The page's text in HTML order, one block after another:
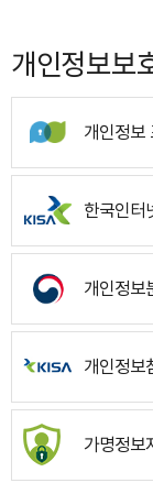
개인정보보
개인정보
한국인터
개인정보
개인정보
가명정보